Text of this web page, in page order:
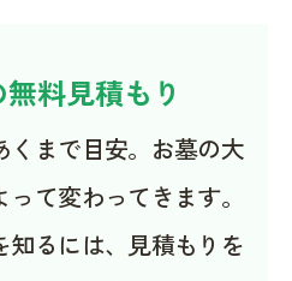
料見積もり
くまで目安。お墓の大
て変わってきます。
知るには、見積もりを